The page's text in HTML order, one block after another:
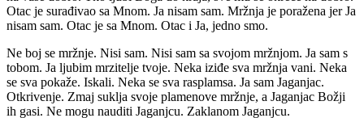
Otac je surađivao sa Mnom. Ja nisam sam. Mržnja je poražena jer Ja
nisam sam. Otac je sa Mnom. Otac i Ja, jedno smo.
Ne boj se mržnje. Nisi sam. Nisi sam sa svojom mržnjom. Ja sam s
tobom. Ja ljubim mrzitelje tvoje. Neka iziđe sva mržnja vani. Neka
se sva pokaže. Iskali. Neka se sva rasplamsa. Ja sam Jaganjac.
Otkrivenje. Zmaj suklja svoje plamenove mržnje, a Jaganjac Božji
ih gasi. Ne mogu nauditi Jaganjcu. Zaklanom Jaganjcu.